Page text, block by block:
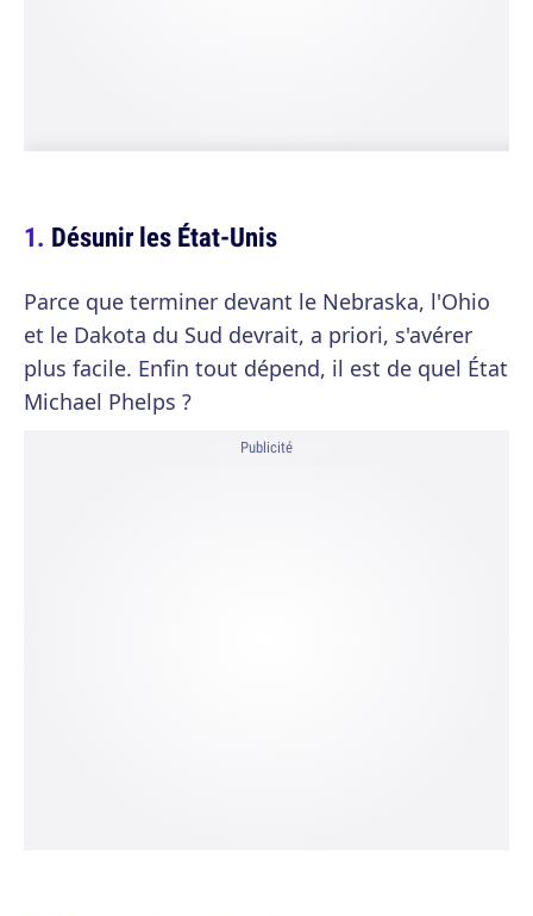
Désunir les État-Unis
Parce que terminer devant le Nebraska, l'Ohio
et le Dakota du Sud devrait, a priori, s'avérer
plus facile. Enfin tout dépend, il est de quel État
Michael Phelps ?
Publicité